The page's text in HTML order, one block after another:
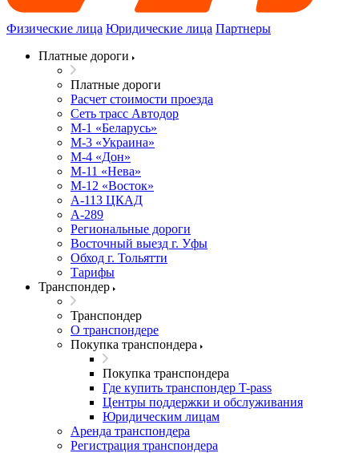
Физические лица Юридические лица Партнеры
Платные дороги
Платные дороги
Расчет стоимости проезда
Сеть трасс Автодор
М-1 «Беларусь»
М-3 «Украина»
М-4 «Дон»
М-11 «Нева»
М-12 «Восток»
А-113 ЦКАД
А-289
Региональные дороги
Восточный выезд г. Уфы
Обход г. Тольятти
Тарифы
Транспондер
Транспондер
О транспондере
Покупка транспондера
Покупка транспондера
Где купить транспондер T-pass
Центры поддержки и обслуживания
Юридическим лицам
Аренда транспондера
Регистрация транспондера